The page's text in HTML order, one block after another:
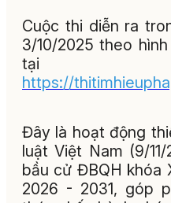
Cuộc thi diễn ra
3/10/2025 theo
tại
https://
Đây là hoạt động
luật Việt Nam (9/
bầu cử ĐBQH khóa
2026 - 2031, góp